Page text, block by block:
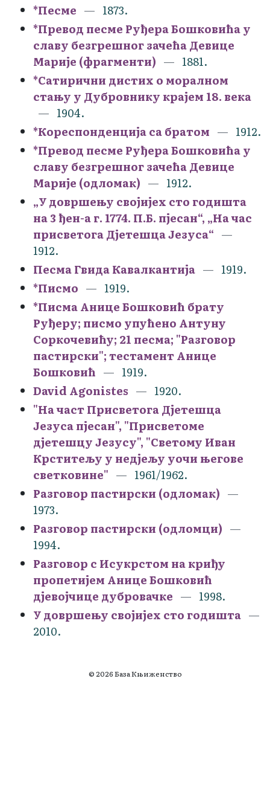
*Песме
1873.
*Превод песме Руђера Бошковића у
славу безгрешног зачећа Девице
Марије (фрагменти)
1881.
*Сатирични дистих о моралном
стању у Дубровнику крајем 18. века
1904.
*Кореспонденција са братом
1912.
*Превод песме Руђера Бошковића у
славу безгрешног зачећа Девице
Марије (одломак)
1912.
„У довршењу својијех сто годишта
на 3 ђен-а г. 1774. П.Б. пјесан“, „На час
присветога Дјетешца Језуса“
1912.
Песма Гвида Кавалкантија
1919.
*Писмо
1919.
*Писма Анице Бошковић брату
Руђеру; писмо упућено Антуну
Соркочевићу; 21 песма; "Разговор
пастирски"; тестамент Анице
Бошковић
1919.
David Agonistes
1920.
"На част Присветога Дјетешца
Језуса пјесан", "Присветоме
дјетешцу Језусу", "Светому Иван
Крститељу у недјељу уочи његове
светковине"
1961/1962.
Разговор пастирски (одломак)
1973.
Разговор пастирски (одломци)
1994.
Разговор с Исукрстом на криђу
пропетијем Анице Бошковић
дјевојчице дубровачке
1998.
У довршењу својијех сто годишта
2010.
© 2026 База Књиженство